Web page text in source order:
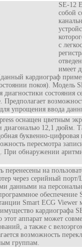
SE-12
собой
с
имеет
кардиограф
покоя). Модель
диагностики состояния
Предполагает
упрощения ввода
оснащен цветным
диагональю 12,1 дюйм.
буквенно-
пересмотра
При обнаружении
перенесены на
через серийный
данными на
обеспечение
Smart ECG Viewer
кардиографа
этот аппарат может
а также с
возможность
группам.